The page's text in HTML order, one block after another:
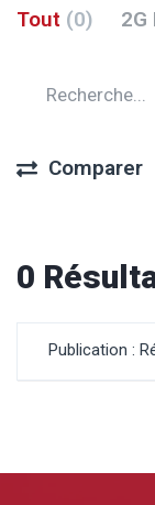
Tout (0) 2G
Comparer
0
Publication :